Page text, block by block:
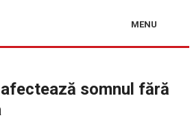
MENU
somnul fără